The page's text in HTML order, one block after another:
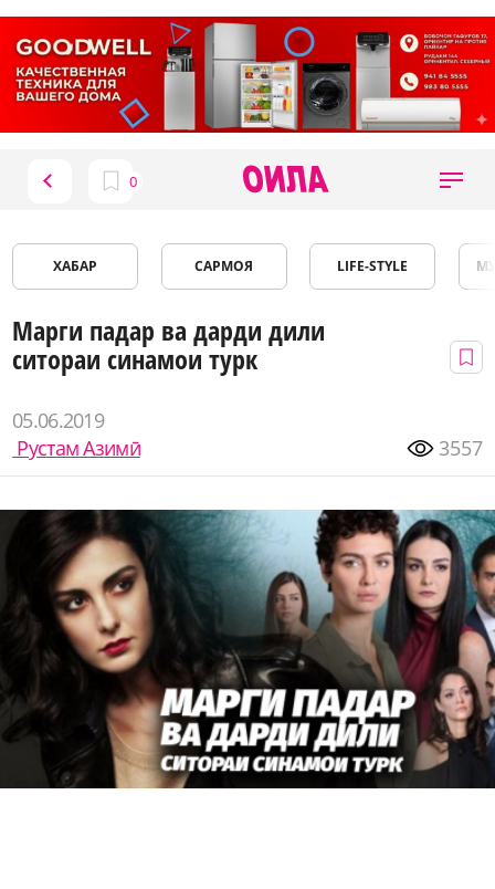
ХАБАР САРМОЯ LIFE-STYLE
Марги падар ва дарди дили
ситораи синамои турк
05.06.2019
Рустам Азимӣ
3557